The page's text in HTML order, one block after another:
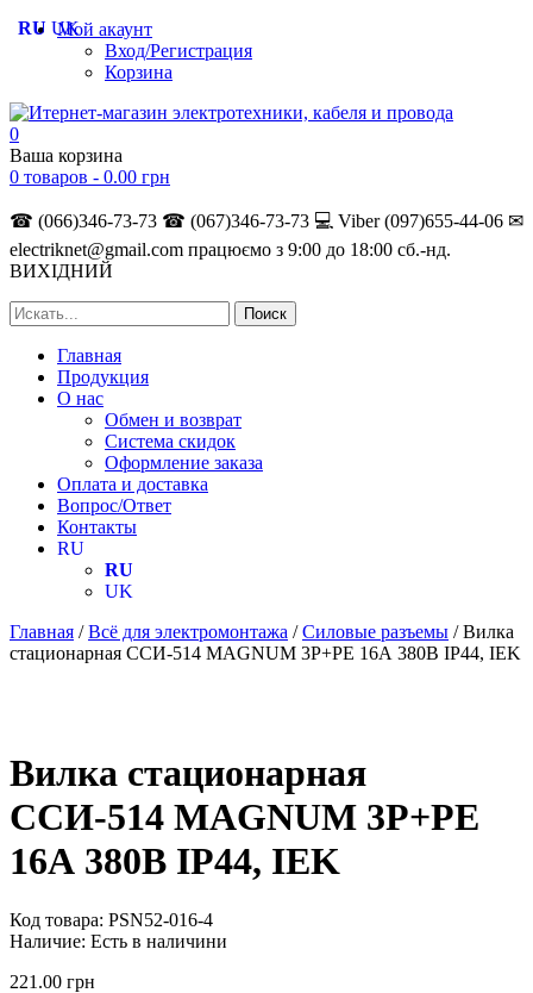
Мой акаунт
Вход/Регистрация
Корзина
0
Ваша корзина
0 товаров - 0.00 грн
☎ (066)346-73-73 ☎ (067)346-73-73 💻 Viber (097)655-44-06 ✉
electriknet@gmail.com працюємо з 9:00 до 18:00 сб.-нд.
ВИХІДНИЙ
Главная
Продукция
О нас
Обмен и возврат
Система скидок
Оформление заказа
Оплата и доставка
Вопрос/Ответ
Контакты
RU
RU
UK
Главная /Всё для электромонтажа /Силовые разъемы / Вилка
стационарная ССИ-514 MAGNUM 3P+PE 16А 380В IP44, IEK
Вилка стационарная
ССИ-514 MAGNUM 3P+PE
16А 380В IP44, IEK
Код товара: PSN52-016-4
Наличие: Есть в наличини
221.00 грн
RU UK